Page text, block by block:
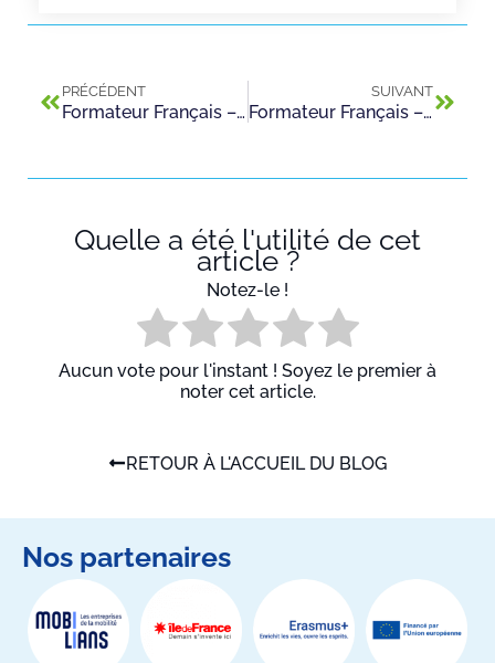
PRÉCÉDENT
Formateur Français – Histoire/Géographie (H/F)
SUIVANT
Formateur Français – Histoire/Géographie (H/F)
Quelle a été l'utilité de cet
article ?
Notez-le !
Aucun vote pour l'instant ! Soyez le premier à
noter cet article.
RETOUR À L'ACCUEIL DU BLOG
Nos partenaires